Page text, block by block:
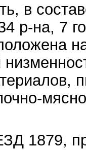
в
р-на, 7
1879,